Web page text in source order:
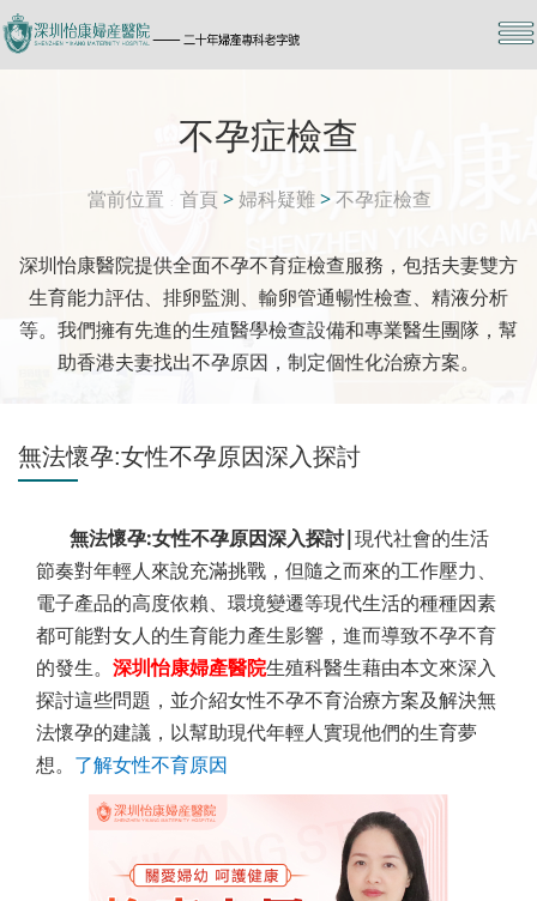
不孕症檢查
當前位置 首頁 >婦科疑難>不孕症檢查
深圳怡康醫院提供全面不孕不育症檢查服務，包括夫妻雙方
生育能力評估、排卵監測、輸卵管通暢性檢查、精液分析
等。我們擁有先進的生殖醫學檢查設備和專業醫生團隊，幫
助香港夫妻找出不孕原因，制定個性化治療方案。
無法懷孕:女性不孕原因深入探討
無法懷孕:女性不孕原因深入探討|現代社會的生活
節奏對年輕人來說充滿挑戰，但隨之而來的工作壓力、
電子產品的高度依賴、環境變遷等現代生活的種種因素
都可能對女人的生育能力產生影響，進而導致不孕不育
的發生。 深圳怡康婦產醫院生殖科醫生藉由本文來深入
探討這些問題，並介紹女性不孕不育治療方案及解決無
法懷孕的建議，以幫助現代年輕人實現他們的生育夢
想。 了解女性不育原因